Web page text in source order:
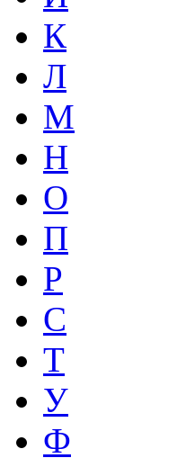
К
Л
М
Н
О
П
Р
С
Т
У
Ф